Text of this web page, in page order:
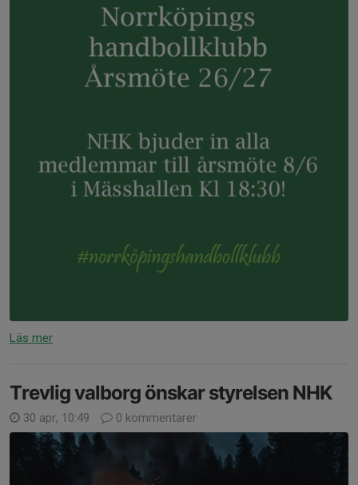
Läs mer
Trevlig valborg önskar styrelsen NHK
30 apr, 10:49 0 kommentarer